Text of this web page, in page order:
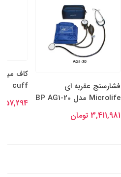
فشارسنج عقربه ای
Microlife مدل BP AG1-20
3,411,981 تومان
cuff
2,957,294